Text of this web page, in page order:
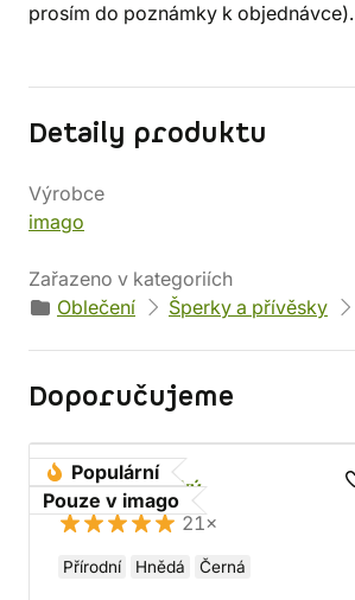
prosím do poznámky k objednávce).
Detaily produktu
Výrobce
imago
Zařazeno v kategoriích
Oblečení
Šperky a přívěsky
Doporučujeme
Populární
Pouze v imago
Opasek gotický
21×
Přírodní Hnědá Černá